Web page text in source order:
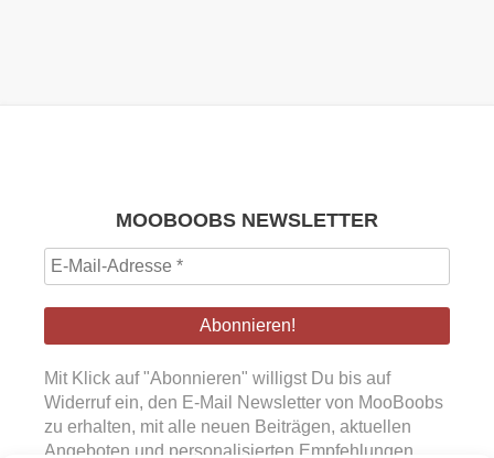
MOOBOOBS NEWSLETTER
E-
Mail-
Adresse
Mit Klick auf "Abonnieren" willigst Du bis auf
Widerruf ein, den E-Mail Newsletter von MooBoobs
zu erhalten, mit alle neuen Beiträgen, aktuellen
Angeboten und personalisierten Empfehlungen.